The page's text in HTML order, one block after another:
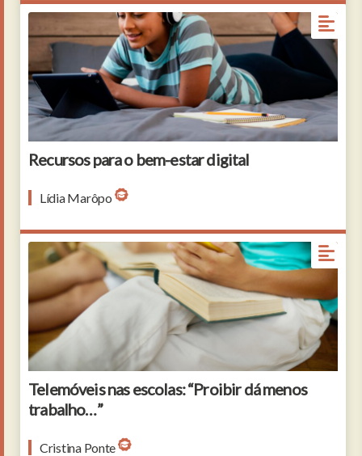
Recursos para o bem-estar digital
Lídia Marôpo
Information. Hand of girl sitting on floor holding
bright smartphone over open book and friends
behind indoors, without face
Telemóveis nas escolas: “Proibir dá menos
trabalho…”
Cristina Ponte